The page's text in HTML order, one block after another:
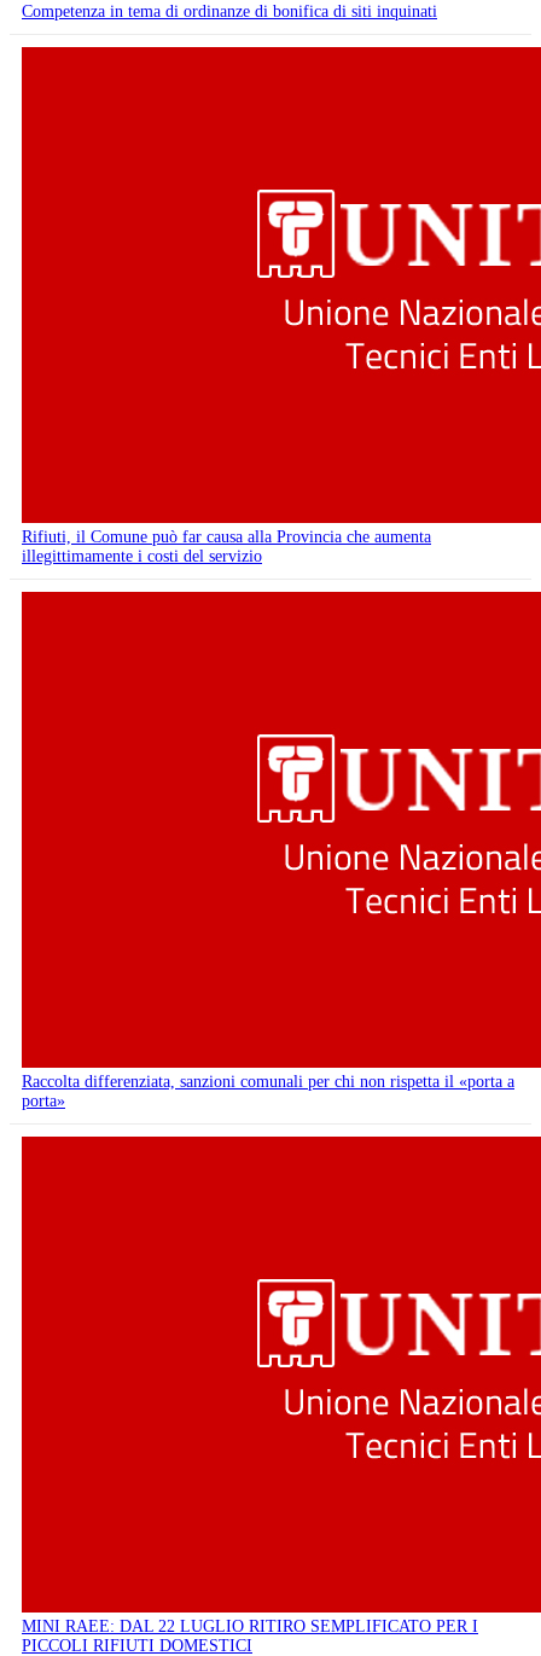
Competenza in tema di ordinanze di bonifica di siti inquinati
Rifiuti, il Comune può far causa alla Provincia che aumenta
illegittimamente i costi del servizio
Raccolta differenziata, sanzioni comunali per chi non rispetta il «porta a
porta»
MINI RAEE: DAL 22 LUGLIO RITIRO SEMPLIFICATO PER I
PICCOLI RIFIUTI DOMESTICI